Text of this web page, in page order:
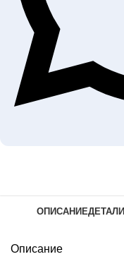
ОПИСАНИЕДЕТАЛИ
Описание